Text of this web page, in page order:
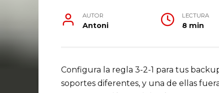
AUTOR
Antoni
LECTURA
8 min
Configura la regla 3-2-1 para tus
soportes diferentes, y una de ellas